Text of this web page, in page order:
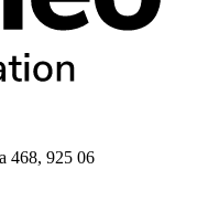
468, 925 06